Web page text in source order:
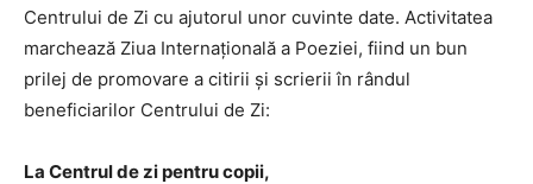
Centrului de Zi cu ajutorul unor cuvinte date. Activitatea
marchează Ziua Internațională a Poeziei, fiind un bun
prilej de promovare a citirii și scrierii în rândul
beneficiarilor Centrului de Zi:
La Centrul de zi pentru copii,